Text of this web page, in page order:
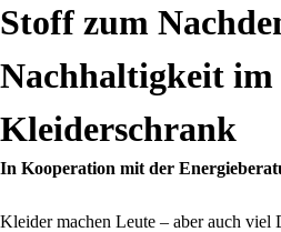
Stoff zum
Nachhaltigkeit im
Kleiderschrank
In Kooperation mit der
Kleider machen Leute – aber auch viel